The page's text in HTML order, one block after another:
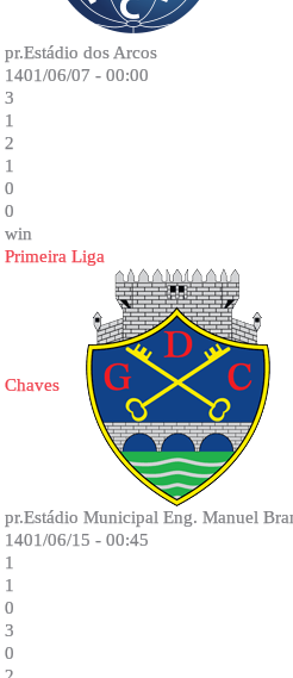
pr.Estádio dos Arcos
1401/06/07 - 00:00
3
1
2
1
0
0
win
Primeira Liga
Chaves
pr.Estádio Municipal Eng. Manuel
1401/06/15 - 00:45
1
1
0
3
0